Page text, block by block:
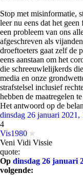
Stop met misinformatie,
leer nu eens dat het
een probleem van ons
afgeschreven als
droeftoeters gaat zelf de
eens aanstaan om het
die schreeuwlelijkerds
media en onze
strafstelsel inclusief
hebben de maatregelen
Het antwoord op de
dinsdag 26 januari 2021,
4
Vis1980
Veni Vidi Vissie
quote:
Op dinsdag 26 januari
volgende: